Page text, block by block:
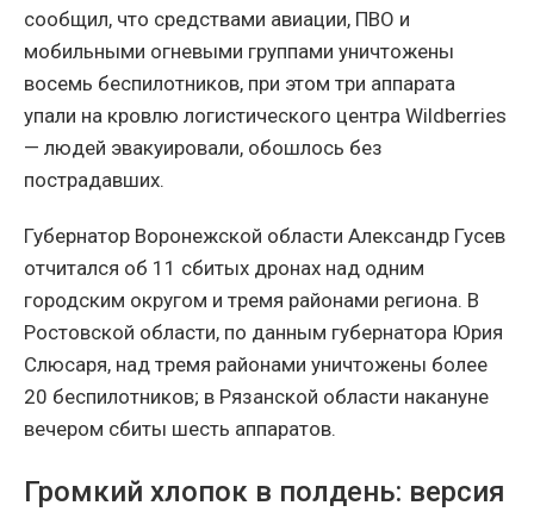
сообщил, что средствами авиации, ПВО и
мобильными огневыми группами уничтожены
восемь беспилотников, при этом три аппарата
упали на кровлю логистического центра Wildberries
— людей эвакуировали, обошлось без
пострадавших.
Губернатор Воронежской области Александр Гусев
отчитался об 11 сбитых дронах над одним
городским округом и тремя районами региона. В
Ростовской области, по данным губернатора Юрия
Слюсаря, над тремя районами уничтожены более
20 беспилотников; в Рязанской области накануне
вечером сбиты шесть аппаратов.
Громкий хлопок в полдень: версия